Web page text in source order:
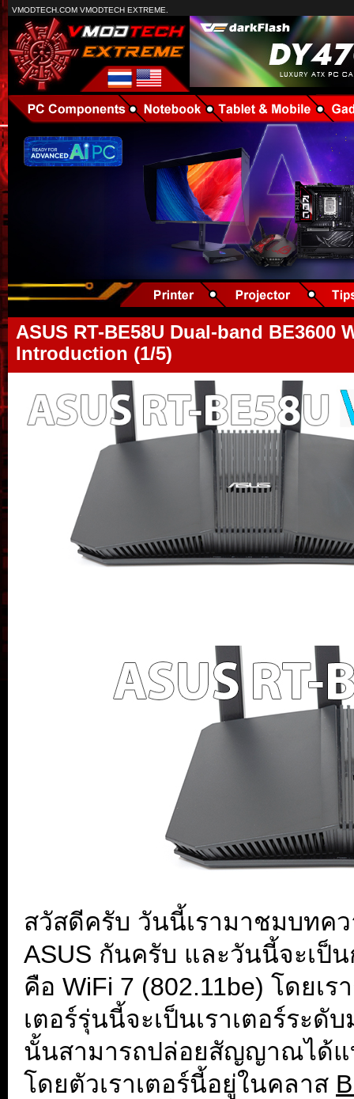
VMODTECH.COM VMODTECH EXTREME.
ASUS RT-BE58U Dual-band BE3600
Introduction (1/5)
สวัสดีครับ วันนี้เรามาชมบทค
ASUS กันครับ และวันนี้จะเป็
คือ WiFi 7 (802.11be) โดยเ
เตอร์รุ่นนี้จะเป็นเราเตอร์ระดั
นั้นสามารถปล่อยสัญญาณได้แ
โดยตัวเราเตอร์นี้อยู่ในคลาส